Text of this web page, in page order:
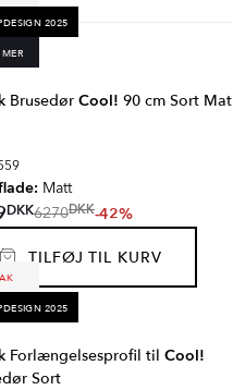
2025
Brusedør Cool! 90 cm Sort Mat
Matt
DKK6270DKK-42%
TILFØJ TIL KURV
2025
Forlængelsesprofil til Cool!
Sort